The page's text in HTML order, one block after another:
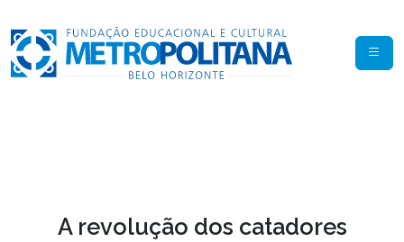
A revolução dos catadores